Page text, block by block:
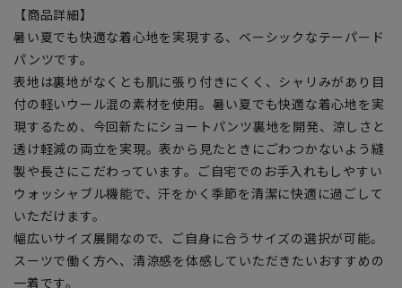
【商品詳細】
暑い夏でも快適な着心地を実現する、ベーシックなテーパード
パンツです。
表地は裏地がなくとも肌に張り付きにくく、シャリみがあり目
付の軽いウール混の素材を使用。暑い夏でも快適な着心地を実
現するため、今回新たにショートパンツ裏地を開発、涼しさと
透け軽減の両立を実現。表から見たときにごわつかないよう縫
製や長さにこだわっています。ご自宅でのお手入れもしやすい
ウォッシャブル機能で、汗をかく季節を清潔に快適に過ごして
いただけます。
幅広いサイズ展開なので、ご自身に合うサイズの選択が可能。
スーツで働く方へ、清涼感を体感していただきたいおすすめの
一着です。